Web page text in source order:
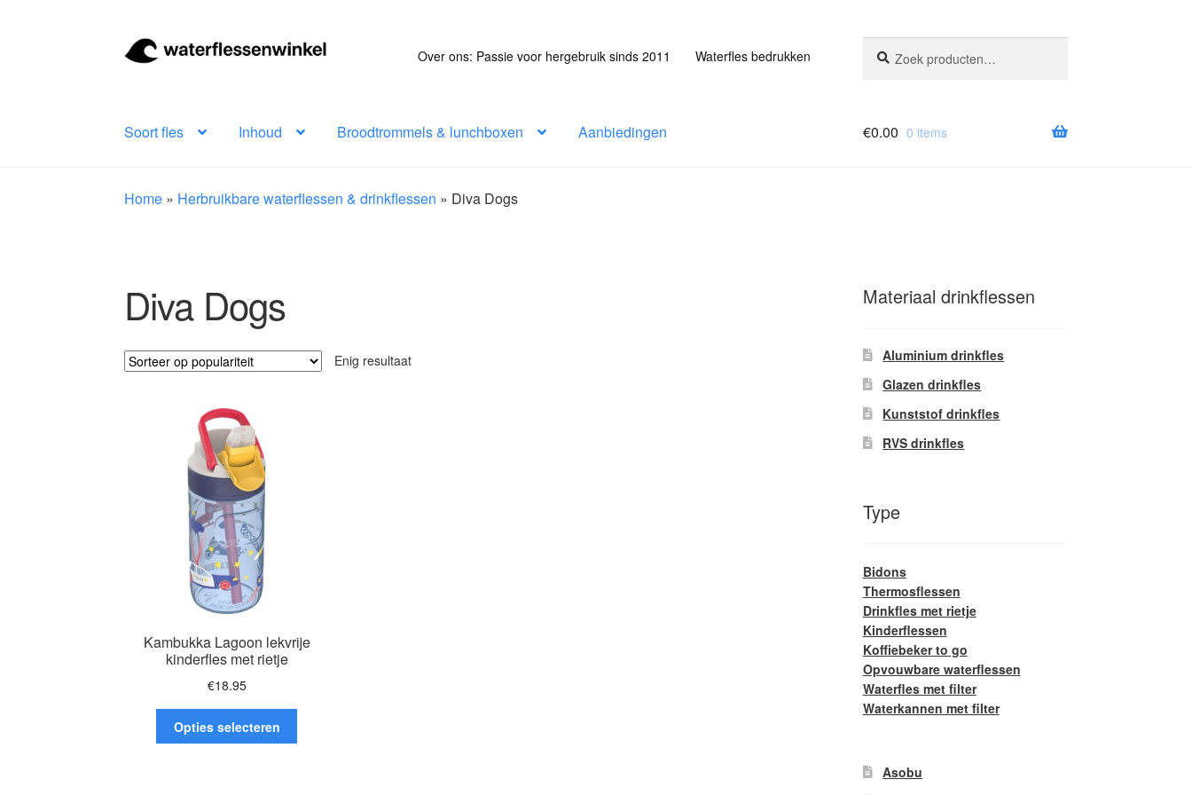
Ga
door
Ga
naar
Over ons: Passie voor hergebruik sinds 2011 Waterfles bedrukken
naar:
Soort fles Inhoud Broodtrommels & lunchboxen Aanbiedingen €0.00 0 items
Home » Herbruikbare waterflessen & drinkflessen » Diva Dogs
Diva Dogs
Enig resultaat
Kambukka Lagoon lekvrije
kinderfles met rietje
€18.95
Opties selecteren
Materiaal drinkflessen
Aluminium drinkfles
Glazen drinkfles
Kunststof drinkfles
RVS drinkfles
Type
Bidons
Thermosflessen
Drinkfles met rietje
Kinderflessen
Koffiebeker to go
Opvouwbare waterflessen
Waterfles met filter
Waterkannen met filter
Asobu